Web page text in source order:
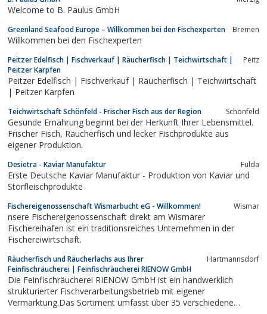
Welcome to B. Paulus GmbH
Greenland Seafood Europe – Willkommen bei den Fischexperten Bremen
Willkommen bei den Fischexperten
Peitzer Edelfisch | Fischverkauf | Räucherfisch | Teichwirtschaft |
Peitzer Karpfen
Peitz
Peitzer Edelfisch | Fischverkauf | Räucherfisch | Teichwirtschaft
| Peitzer Karpfen
Teichwirtschaft Schönfeld - Frischer Fisch aus der Region Schönfeld
Gesunde Ernährung beginnt bei der Herkunft Ihrer Lebensmittel.
Frischer Fisch, Räucherfisch und lecker Fischprodukte aus
eigener Produktion.
Desietra - Kaviar Manufaktur Fulda
Erste Deutsche Kaviar Manufaktur - Produktion von Kaviar und
Störfleischprodukte
Fischereigenossenschaft Wismarbucht eG - Willkommen! Wismar
nsere Fischereigenossenschaft direkt am Wismarer
Fischereihafen ist ein traditionsreiches Unternehmen in der
Fischereiwirtschaft.
Räucherfisch und Räucherlachs aus Ihrer
Feinfischräucherei | Feinfischräucherei RIENOW GmbH
Hartmannsdorf
Die Feinfischräucherei RIENOW GmbH ist ein handwerklich
strukturierter Fischverarbeitungsbetrieb mit eigener
Vermarktung.Das Sortiment umfasst über 35 verschiedene